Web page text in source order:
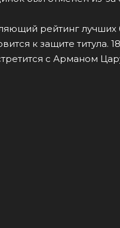
рейтинг лучших
к защите титула.
с Арманом